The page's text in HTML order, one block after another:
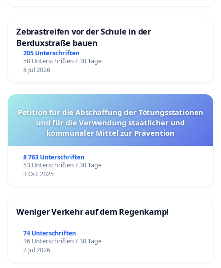
Zebrastreifen vor der Schule in der
Berduxstraße bauen
205 Unterschriften
58 Unterschriften / 30 Tage
8 Jul 2026
Petition für die Abschaffung der Tötungsstationen
und für die Verwendung staatlicher und
kommunaler Mittel zur Prävention
8 763 Unterschriften
53 Unterschriften / 30 Tage
3 Oct 2025
Weniger Verkehr auf dem Regenkamp!
74 Unterschriften
36 Unterschriften / 30 Tage
2 Jul 2026